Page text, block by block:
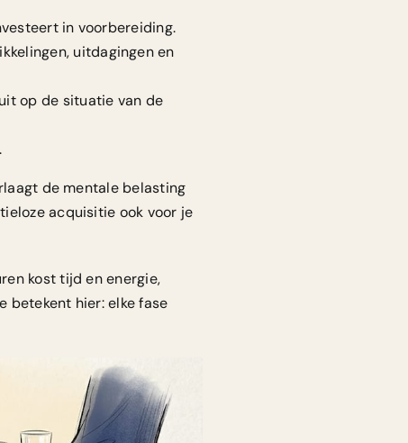
in voorbereiding.
uitdagingen en
op de situatie van de
de mentale belasting
acquisitie ook voor je
kost tijd en energie,
betekent hier: elke fase